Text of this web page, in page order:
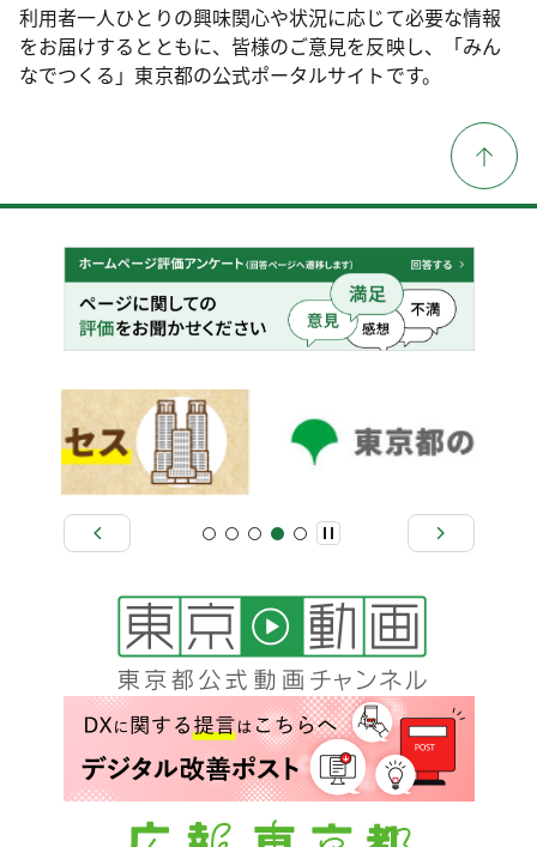
利用者一人ひとりの興味関心や状況に応じて必要な情報
をお届けするとともに、皆様のご意見を反映し、「みん
なでつくる」東京都の公式ポータルサイトです。